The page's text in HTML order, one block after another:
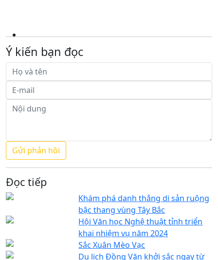
Ý kiến bạn đọc
Đọc tiếp
Khám phá danh thắng di sản ruộng
bậc thang vùng Tây Bắc
Hội Văn học Nghệ thuật tỉnh triển
khai nhiệm vụ năm 2024
Sắc Xuân Mèo Vạc
Du lịch Đồng Văn khởi sắc ngay từ